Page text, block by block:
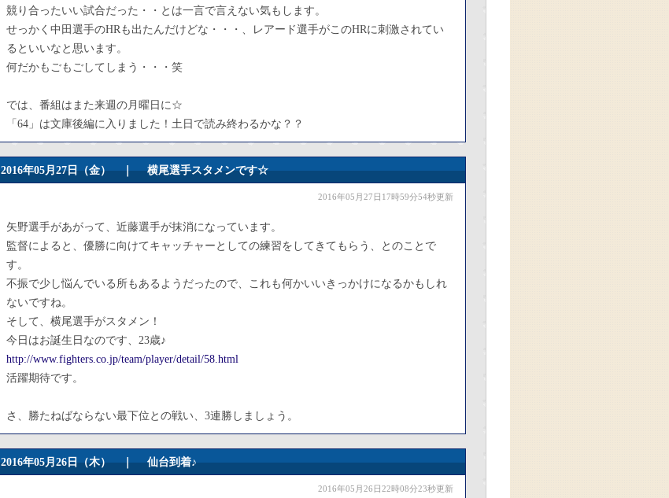
競り合ったいい試合だった・・とは一言で言えない気もします。
せっかく中田選手のHRも出たんだけどな・・・、レアード選手がこのHRに刺激されてい
るといいなと思います。
何だかもごもごしてしまう・・・笑
では、番組はまた来週の月曜日に☆
「64」は文庫後編に入りました！土日で読み終わるかな？？
2016年05月27日（金） ｜横尾選手スタメンです☆
2016年05月27日17時59分54秒更新
矢野選手があがって、近藤選手が抹消になっています。
監督によると、優勝に向けてキャッチャーとしての練習をしてきてもらう、とのことで
す。
不振で少し悩んでいる所もあるようだったので、これも何かいいきっかけになるかもしれ
ないですね。
そして、横尾選手がスタメン！
今日はお誕生日なのです、23歳♪
http://www.fighters.co.jp/team/player/detail/58.html
活躍期待です。
さ、勝たねばならない最下位との戦い、3連勝しましょう。
2016年05月26日（木） ｜仙台到着♪
2016年05月26日22時08分23秒更新